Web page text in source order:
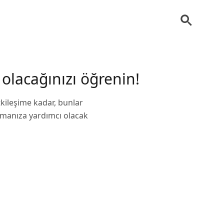
öğrenin!
kadar, bunlar
yardımcı olacak